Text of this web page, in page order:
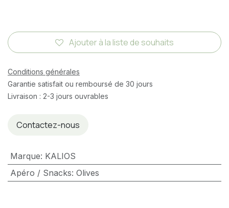
Ajouter à la liste de souhaits
Conditions générales
Garantie satisfait ou remboursé de 30 jours
Livraison : 2-3 jours ouvrables
Contactez-nous
Marque: KALIOS
Apéro / Snacks: Olives